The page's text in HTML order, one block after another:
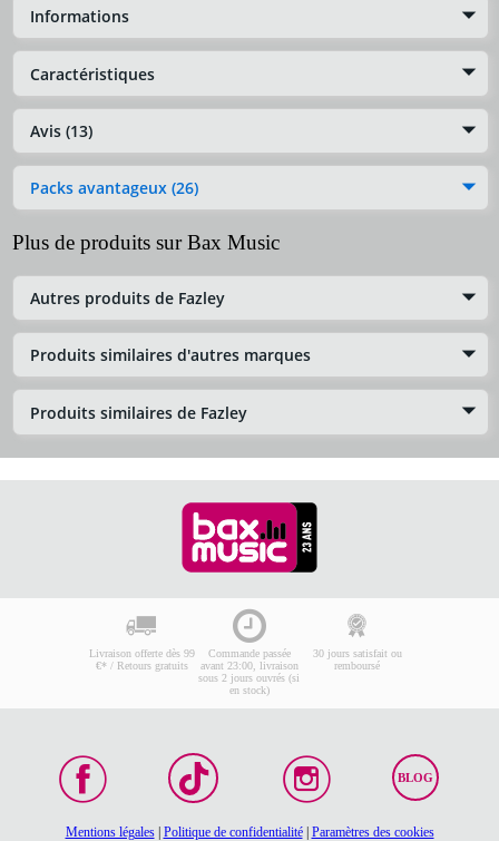
Informations
Caractéristiques
Avis (13)
Packs avantageux (26)
Plus de produits sur Bax Music
Autres produits de Fazley
Produits similaires d'autres marques
Produits similaires de Fazley
Livraison offerte dès 99
€* / Retours gratuits
Commande passée
avant 23:00, livraison
sous 2 jours ouvrés (si
en stock)
30 jours satisfait ou
remboursé
BLOG
Mentions légales| Politique de confidentialité| Paramètres des cookies